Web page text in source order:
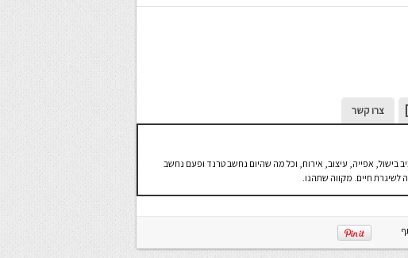
צרו קשר
בישול, אפייה, עיצוב, אירוח, וכל מה שהיום נחשב טרנד ופעם נחשב
לשיגרת חיים. מקווה שתהנו.